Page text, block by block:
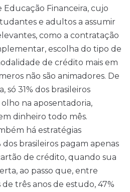
Educação Financeira, cujo
e adultos a assumir
como a contratação
escolha do tipo de
de crédito mais em
não são animadores. De
só 31% dos brasileiros
na aposentadoria,
dinheiro todo mês.
há estratégias
brasileiros pagam apenas
de crédito, quando sua
ao passo que, entre
três anos de estudo, 47%